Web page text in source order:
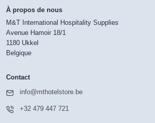
À propos de nous
M&T International Hospitality Supplies
Avenue Hamoir 18/1
1180 Ukkel
Belgique
Contact
info@mthotelstore.be
+32 479 447 721